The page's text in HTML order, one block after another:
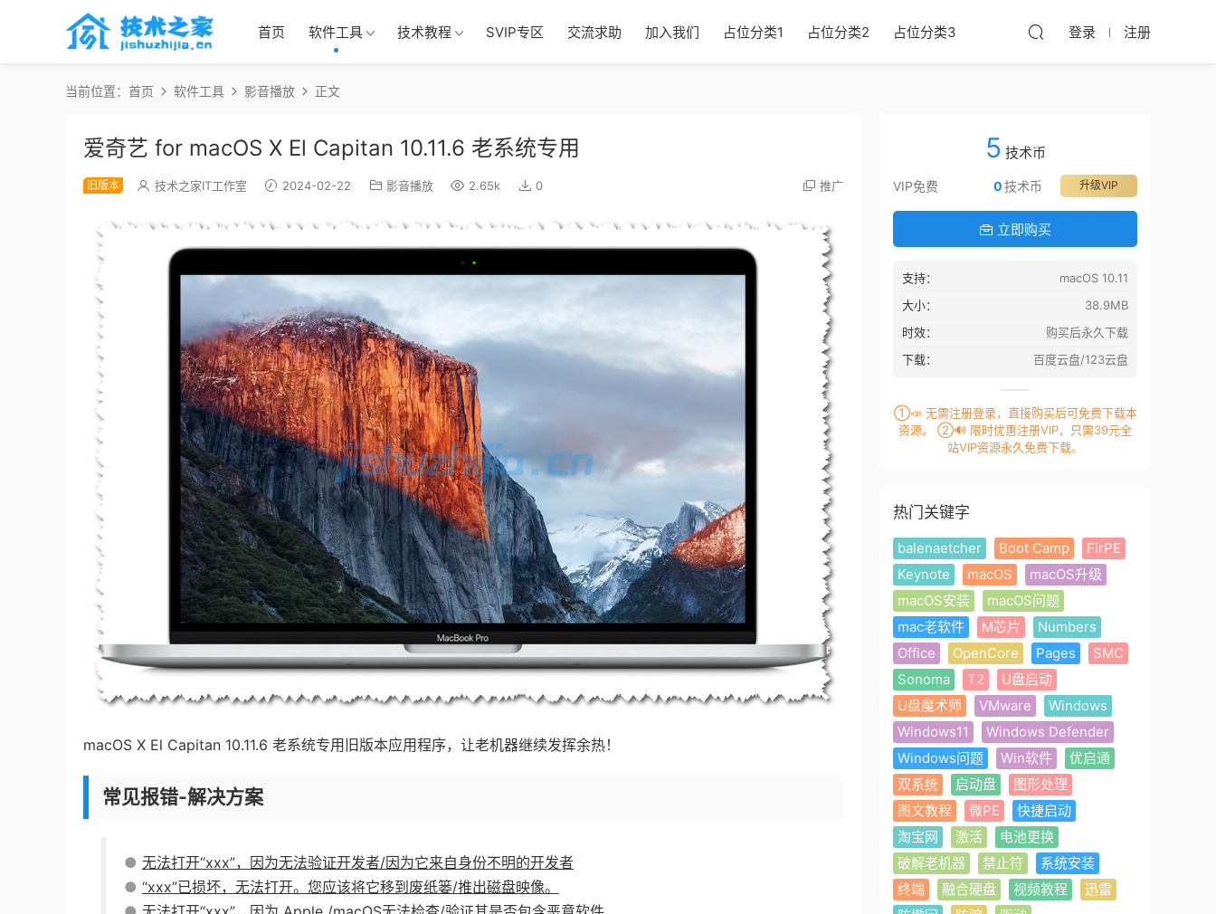
首页 软件工具 技术教程 SVIP专区 交流求助 加入我们 占位分类1 占位分类2 占位分类3 登录 注册
当前位置： 首页 软件工具 影音播放 正文
爱奇艺 for macOS X El Capitan 10.11.6 老系统专用
旧版本 技术之家IT工作室 2024-02-22 影音播放 2.65k 0 推广
macOS X El Capitan 10.11.6 老系统专用旧版本应用程序，让老机器继续发挥余热！
常见报错-解决方案
● 无法打开“xxx”，因为无法验证开发者/因为它来自身份不明的开发者
● “xxx”已损坏，无法打开。您应该将它移到废纸篓/推出磁盘映像。
5 技术币
VIP免费 升级VIP
0技术币
立即购买
支持：
macOS 10.11
大小：
38.9MB
时效：
购买后永久下载
下载：
百度云盘/123云盘
①📣 无需注册登录，直接购买后可免费下载本
资源。 ②🔊 限时优惠注册VIP，只需39元全
站VIP资源永久免费下载。
热门关键字
balenaetcher Boot Camp
FirPE
Keynote
macOS
macOS升级
macOS安装
macOS问题
mac老软件
M芯片
Numbers
Office
OpenCore Pages
SMC
Sonoma
T2
U盘启动
U盘魔术师
VMware
Windows
Windows11
Windows Defender
Windows问题
Win软件
优启通
双系统
启动盘
图形处理
图文教程
微PE
快捷启动
淘宝网
激活
电池更换
破解老机器
禁止符
系统安装
终端
融合硬盘 视频教程
迅雷